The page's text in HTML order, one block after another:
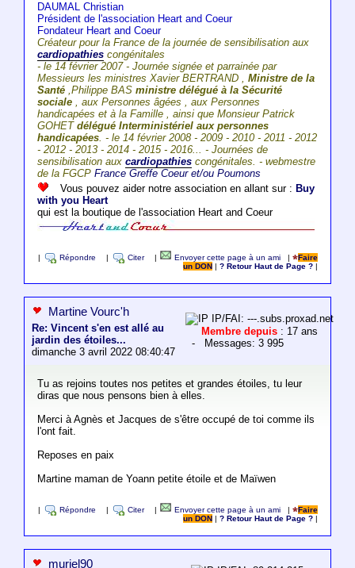
DAUMAL Christian
Président de l'association Heart and Coeur
Fondateur Heart and Coeur
Créateur pour la France de la journée de sensibilisation aux
cardiopathiescongénitales
- le 14 février 2007 - Journée signée et parrainée par
Messieurs les ministres Xavier BERTRAND , Ministre de la
Santé,Philippe BAS ministre délégué à la Sécurité
sociale, aux Personnes âgées , aux Personnes
handicapées et à la Famille , ainsi que Monsieur Patrick
GOHETdélégué Interministériel aux personnes
handicapées. - le 14 février 2008 - 2009 - 2010 - 2011 - 2012
- 2012 - 2013 - 2014 - 2015 - 2016... - Journées de
sensibilisation aux cardiopathiescongénitales. - webmestre
de la FGCP France Greffe Coeur et/ou Poumons
Vous pouvez aider notre association en allant sur : Buy
with you Heart
qui est la boutique de l'association Heart and Coeur
Répondre Citer Envoyer cette page à un ami |
Faire
un DON
|? Retour Haut de Page ?
Martine Vourc'h
Re: Vincent s'en est allé au
jardin des étoiles...
dimanche 3 avril 2022 08:40:47
IP/FAI: ---.subs.proxad.net
Membre depuis : 17 ans
- Messages: 3 995
Tu as rejoins toutes nos petites et grandes étoiles, tu leur
diras que nous pensons bien à elles.
Merci à Agnès et Jacques de s'être occupé de toi comme ils
l'ont fait.
Reposes en paix
Martine maman de Yoann petite étoile et de Maïwen
Répondre Citer Envoyer cette page à un ami |
Faire
un DON
|? Retour Haut de Page ?
muriel90